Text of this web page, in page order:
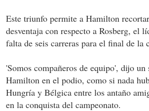
Este triunfo permite a Hamilton
desventaja con respecto a Rosberg, el
falta de seis carreras para el final de la
'Somos compañeros de equipo', dijo un
Hamilton en el podio, como si nada
Hungría y Bélgica entre los antaño
en la conquista del campeonato.